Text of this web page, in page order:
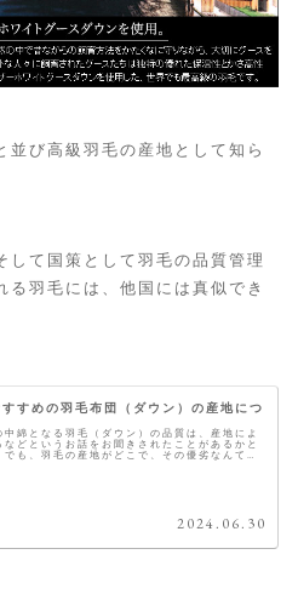
び高級羽毛の産地として知ら
して国策として羽毛の品質管理
羽毛には、他国には真似でき
すめの羽毛布団（ダウン）の産地につ
中綿となる羽毛（ダウン）の品質は、産地によ
などというお話をお聞きされたことがあるかと
でも、羽毛の産地がどこで、その優劣なんて国
2024.06.30